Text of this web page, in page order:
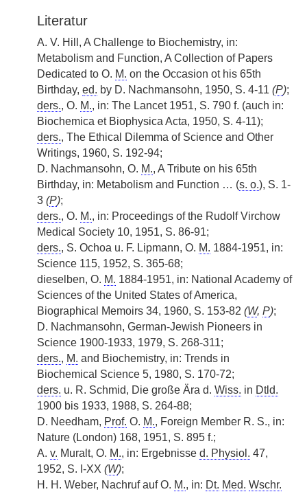
Literatur
A. V. Hill, A Challenge to Biochemistry, in:
Metabolism and Function, A Collection of Papers
Dedicated to O. M. on the Occasion ot his 65th
Birthday, ed. by D. Nachmansohn, 1950, S. 4-11 (P);
ders., O. M., in: The Lancet 1951, S. 790 f. (auch in:
Biochemica et Biophysica Acta, 1950, S. 4-11);
ders., The Ethical Dilemma of Science and Other
Writings, 1960, S. 192-94;
D. Nachmansohn, O. M., A Tribute on his 65th
Birthday, in: Metabolism and Function … (s. o.), S. 1-
3 (P);
ders., O. M., in: Proceedings of the Rudolf Virchow
Medical Society 10, 1951, S. 86-91;
ders., S. Ochoa u. F. Lipmann, O. M. 1884-1951, in:
Science 115, 1952, S. 365-68;
dieselben, O. M. 1884-1951, in: National Academy of
Sciences of the United States of America,
Biographical Memoirs 34, 1960, S. 153-82 (W, P);
D. Nachmansohn, German-Jewish Pioneers in
Science 1900-1933, 1979, S. 268-311;
ders., M. and Biochemistry, in: Trends in
Biochemical Science 5, 1980, S. 170-72;
ders. u. R. Schmid, Die große Ära d. Wiss. in Dtld.
1900 bis 1933, 1988, S. 264-88;
D. Needham, Prof. O. M., Foreign Member R. S., in:
Nature (London) 168, 1951, S. 895 f.;
A. v. Muralt, O. M., in: Ergebnisse d. Physiol. 47,
1952, S. I-XX (W);
H. H. Weber, Nachruf auf O. M., in: Dt. Med. Wschr.